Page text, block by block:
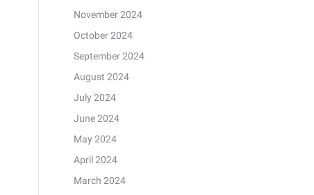
November 2024
October 2024
September 2024
August 2024
July 2024
June 2024
May 2024
April 2024
March 2024